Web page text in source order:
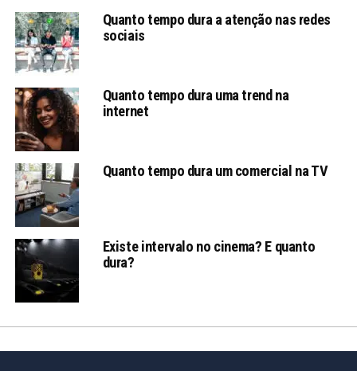
Quanto tempo dura a atenção nas redes
sociais
Quanto tempo dura uma trend na
internet
Quanto tempo dura um comercial na TV
Existe intervalo no cinema? E quanto
dura?